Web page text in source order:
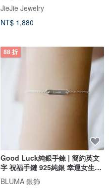
JieJie Jewelry
NT$ 1,880
88 折
Good Luck純銀手鍊 | 簡約英文
字 祝福手鏈 925純銀 幸運女生禮
物
BLUMA 銀飾